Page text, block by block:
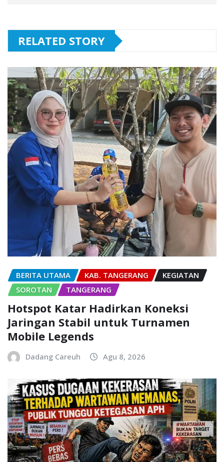
RELATED STORY
BERITA UTAMA KAB. TANGERANG
KEGIATAN
SOROTAN
TANGERANG
Hotspot Katar Hadirkan Koneksi
Jaringan Stabil untuk Turnamen
Mobile Legends
Dadang Careuh Agu 8, 2026